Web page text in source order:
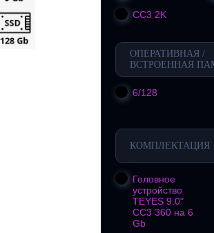
CC3 2K
ОПЕРАТИВНАЯ /
ВСТРОЕННАЯ
6/128
КОМПЛЕКТАЦИЯ
Головное
устройство
TEYES 9.0"
CC3 360 на 6
Gb